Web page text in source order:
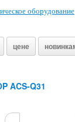
оборудование
цене
ACS-Q31